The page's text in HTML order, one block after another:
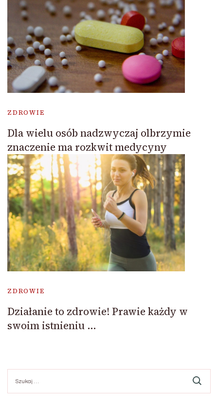
ZDROWIE
Dla wielu osób nadzwyczaj olbrzymie
znaczenie ma rozkwit medycyny
ZDROWIE
Działanie to zdrowie! Prawie każdy w
swoim istnieniu …